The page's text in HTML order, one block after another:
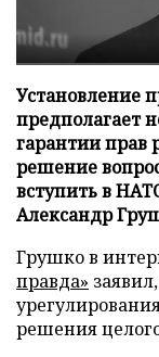
Установление
предполагает
гарантии прав
решение
вступить в
Александр
Грушко в
правда»
решения